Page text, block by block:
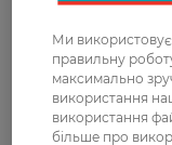
Нова пошта
У
Укрпошта
Ми
правильну
максимально
використання
використання
більше про